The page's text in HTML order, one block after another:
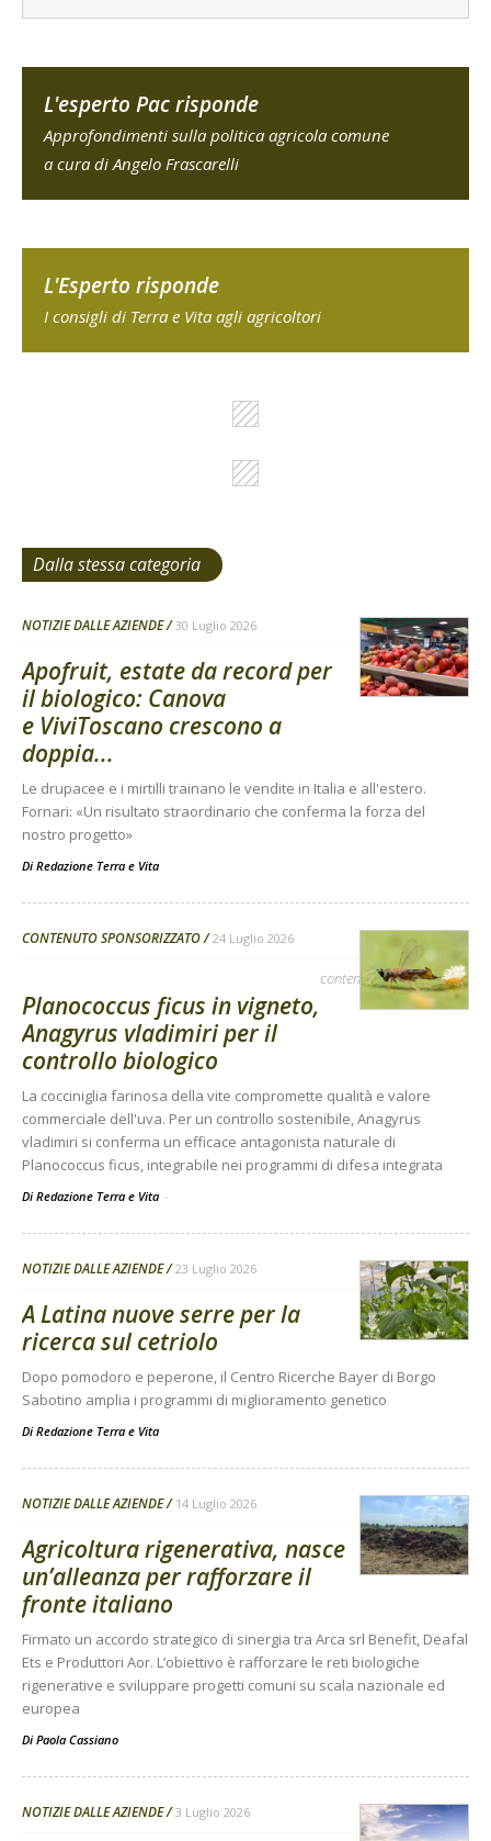
L'esperto Pac risponde
Approfondimenti sulla politica agricola comune
a cura di Angelo Frascarelli
L'Esperto risponde
I consigli di Terra e Vita agli agricoltori
Dalla stessa categoria
NOTIZIE DALLE AZIENDE 30 Luglio 2026
Apofruit, estate da record per
il biologico: Canova
e ViviToscano crescono a
doppia...
Le drupacee e i mirtilli trainano le vendite in Italia e all'estero.
Fornari: «Un risultato straordinario che conferma la forza del
nostro progetto»
Di Redazione Terra e Vita
CONTENUTO SPONSORIZZATO 24 Luglio 2026
contenuto sponsorizzato
Planococcus ficus in vigneto,
Anagyrus vladimiri per il
controllo biologico
La cocciniglia farinosa della vite compromette qualità e valore
commerciale dell'uva. Per un controllo sostenibile, Anagyrus
vladimiri si conferma un efficace antagonista naturale di
Planococcus ficus, integrabile nei programmi di difesa integrata
Di Redazione Terra e Vita -
NOTIZIE DALLE AZIENDE 23 Luglio 2026
A Latina nuove serre per la
ricerca sul cetriolo
Dopo pomodoro e peperone, il Centro Ricerche Bayer di Borgo
Sabotino amplia i programmi di miglioramento genetico
Di Redazione Terra e Vita
NOTIZIE DALLE AZIENDE 14 Luglio 2026
Agricoltura rigenerativa, nasce
un’alleanza per rafforzare il
fronte italiano
Firmato un accordo strategico di sinergia tra Arca srl Benefit, Deafal
Ets e Produttori Aor. L’obiettivo è rafforzare le reti biologiche
rigenerative e sviluppare progetti comuni su scala nazionale ed
europea
Di Paola Cassiano
NOTIZIE DALLE AZIENDE 3 Luglio 2026